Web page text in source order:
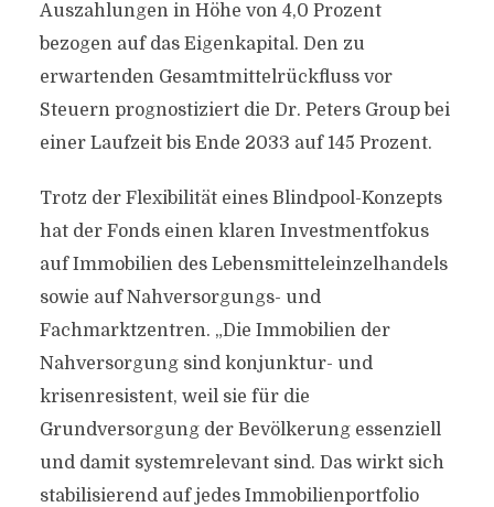
Auszahlungen in Höhe von 4,0 Prozent
bezogen auf das Eigenkapital. Den zu
erwartenden Gesamtmittelrückfluss vor
Steuern prognostiziert die Dr. Peters Group bei
einer Laufzeit bis Ende 2033 auf 145 Prozent.
Trotz der Flexibilität eines Blindpool-Konzepts
hat der Fonds einen klaren Investmentfokus
auf Immobilien des Lebensmitteleinzelhandels
sowie auf Nahversorgungs- und
Fachmarktzentren. „Die Immobilien der
Nahversorgung sind konjunktur- und
krisenresistent, weil sie für die
Grundversorgung der Bevölkerung essenziell
und damit systemrelevant sind. Das wirkt sich
stabilisierend auf jedes Immobilienportfolio